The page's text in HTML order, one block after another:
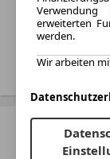
erweiterten
werden.
Wir arbeiten